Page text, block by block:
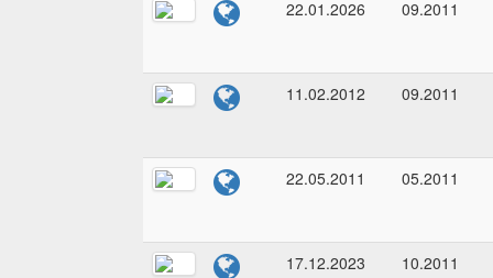
22.01.2026 09.2011
11.02.2012 09.2011
22.05.2011 05.2011
17.12.2023 10.2011